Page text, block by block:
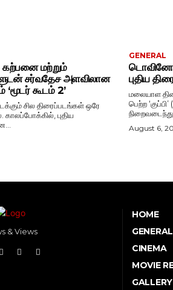
கற்பனை மற்றும்
சர்வதேச அளவிலான
கூடம் 2’
சில திரைப்படங்கள் ஒரே
காலப்போக்கில், புதிய
GENERAL
டொவினோ
புதிய
மலையாள
பெற்ற
August 6,
& Views
HOME
GENERAL
CINEMA
MOVIE
GALLERY